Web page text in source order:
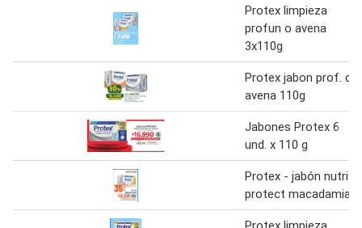
Protex limpieza
profun o avena
3x110g
Protex jabon prof. o
avena 110g
Jabones Protex 6
und. x 110 g
Protex - jabón nutri
protect macadamia